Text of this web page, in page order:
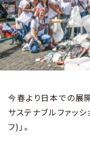
今春より日本での展
サステナブルファッ
フ)」。